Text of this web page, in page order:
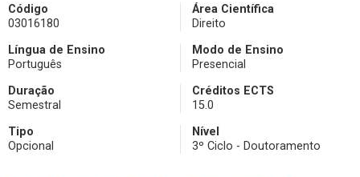
Código
03016180
Área Científica
Direito
Língua de Ensino
Português
Modo de Ensino
Presencial
Duração
Semestral
Créditos ECTS
15.0
Tipo
Opcional
Nível
3º Ciclo - Doutoramento